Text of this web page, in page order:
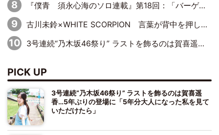
『僕青 須永心海のソロ連載』第18回：「バーゲンセールハンターみうな inしまむら」編
古川未鈴×WHITE SCORPION 言葉が背中を押した“それぞれの決意”
3号連続“乃木坂46祭り” ラストを飾るのは賀喜遥香…5年ぶりの登場に「5年分大人になった私を見ていただけたら」
PICK UP
3号連続“乃木坂46祭り” ラストを飾るのは賀喜遥
香…5年ぶりの登場に「5年分大人になった私を見て
いただけたら」